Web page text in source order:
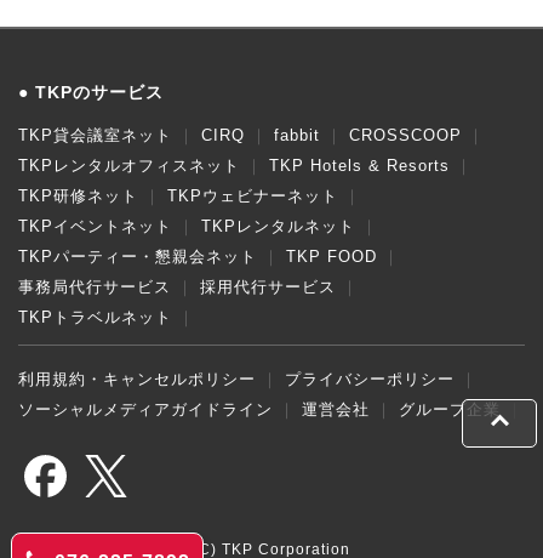
TKPのサービス
TKP貸会議室ネット CIRQ fabbit
CROSSCOOP
TKPレンタルオフィスネット
TKP Hotels & Resorts
TKP研修ネット
TKPウェビナーネット
TKPイベントネット
TKPレンタルネット
TKPパーティー・懇親会ネット
TKP FOOD
事務局代行サービス
採用代行サービス
TKPトラベルネット
利用規約・キャンセルポリシー
プライバシーポリシー
ソーシャルメディアガイドライン
運営会社 グループ企業
(C) TKP Corporation